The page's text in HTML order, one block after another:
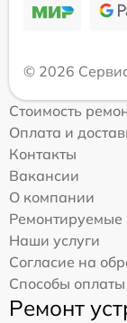
© 2026
Стоимость
Оплата и
Контакты
Вакансии
О компании
Ремонтируемые
Наши услуги
Согласие на
Способы оплаты
Ремонт